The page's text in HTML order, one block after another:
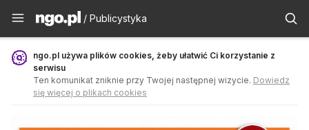
Publicystyka - ngo.pl
/ Publicystyka
ngo.pl używa plików cookies, żeby ułatwić Ci korzystanie z
serwisu
Ten komunikat zniknie przy Twojej następnej wizycie. Dowiedz
się więcej o plikach cookies